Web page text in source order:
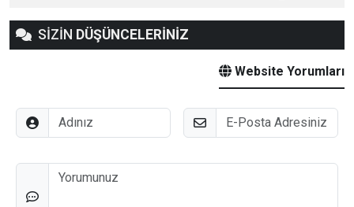
SİZİN DÜŞÜNCELERİNİZ
Website Yorumları
Adınız E-Posta
Düşünceleriniz